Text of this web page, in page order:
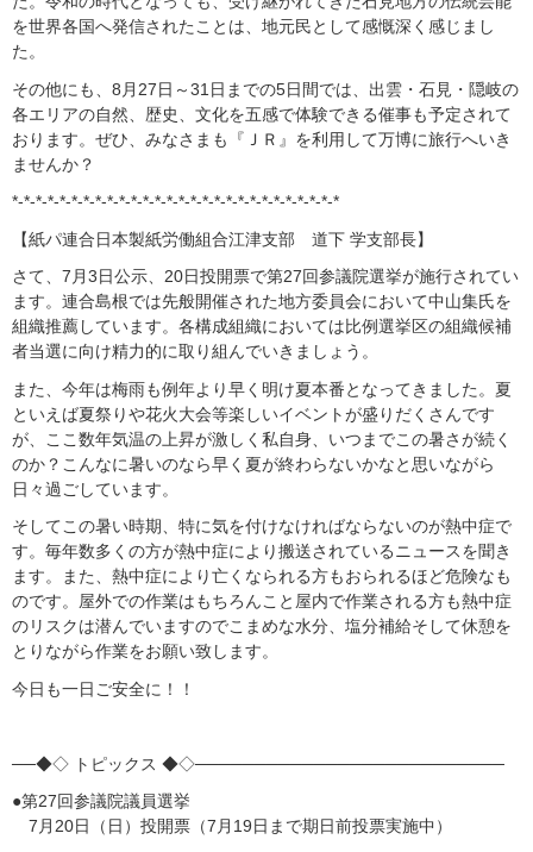
を世界各国へ発信されたことは、地元民として感慨深く感じまし
た。
その他にも、8月27日～31日までの5日間では、出雲・石見・隠岐の
各エリアの自然、歴史、文化を五感で体験できる催事も予定されて
おります。ぜひ、みなさまも『ＪＲ』を利用して万博に旅行へいき
ませんか？
*-*-*-*-*-*-*-*-*-*-*-*-*-*-*-*-*-*-*-*-*-*-*-*-*-*-*-*
【紙パ連合日本製紙労働組合江津支部 道下 学支部長】
さて、7月3日公示、20日投開票で第27回参議院選挙が施行されてい
ます。連合島根では先般開催された地方委員会において中山集氏を
組織推薦しています。各構成組織においては比例選挙区の組織候補
者当選に向け精力的に取り組んでいきましょう。
また、今年は梅雨も例年より早く明け夏本番となってきました。夏
といえば夏祭りや花火大会等楽しいイベントが盛りだくさんです
が、ここ数年気温の上昇が激しく私自身、いつまでこの暑さが続く
のか？こんなに暑いのなら早く夏が終わらないかなと思いながら
日々過ごしています。
そしてこの暑い時期、特に気を付けなければならないのが熱中症で
す。毎年数多くの方が熱中症により搬送されているニュースを聞き
ます。また、熱中症により亡くなられる方もおられるほど危険なも
のです。屋外での作業はもちろんこと屋内で作業される方も熱中症
のリスクは潜んでいますのでこまめな水分、塩分補給そして休憩を
とりながら作業をお願い致します。
今日も一日ご安全に！！
──◆◇ トピックス ◆◇──────────────────────────
●第27回参議院議員選挙
7月20日（日）投開票（7月19日まで期日前投票実施中）